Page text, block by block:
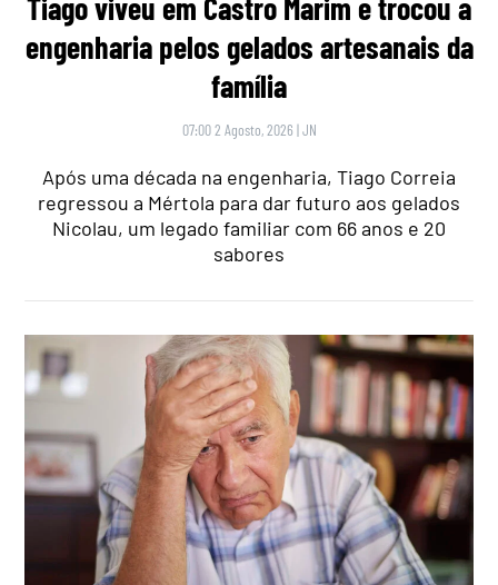
Tiago viveu em Castro Marim e trocou a
engenharia pelos gelados artesanais da
família
07:00 2 Agosto, 2026 |JN
Após uma década na engenharia, Tiago Correia
regressou a Mértola para dar futuro aos gelados
Nicolau, um legado familiar com 66 anos e 20
sabores